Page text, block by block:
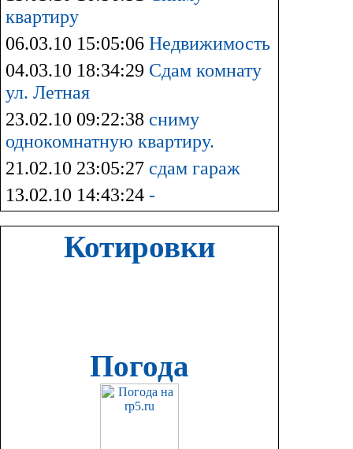
квартиру
06.03.10 15:05:06 Недвижимость
04.03.10 18:34:29 Сдам комнату
ул. Летная
23.02.10 09:22:38 сниму
однокомнатную квартиру.
21.02.10 23:05:27 сдам гараж
13.02.10 14:43:24 -
Котировки
Погода